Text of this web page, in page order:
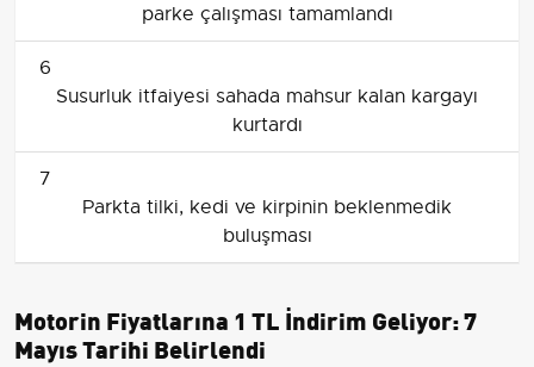
parke çalışması tamamlandı
6
Susurluk itfaiyesi sahada mahsur kalan kargayı
kurtardı
7
Parkta tilki, kedi ve kirpinin beklenmedik
buluşması
Motorin Fiyatlarına 1 TL İndirim Geliyor: 7
Mayıs Tarihi Belirlendi